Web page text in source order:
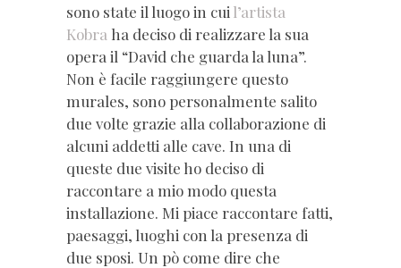
sono state il luogo in cui l’artista
Kobra ha deciso di realizzare la sua
opera il “David che guarda la luna”.
Non è facile raggiungere questo
murales, sono personalmente salito
due volte grazie alla collaborazione di
alcuni addetti alle cave. In una di
queste due visite ho deciso di
raccontare a mio modo questa
installazione. Mi piace raccontare fatti,
paesaggi, luoghi con la presenza di
due sposi. Un pò come dire che